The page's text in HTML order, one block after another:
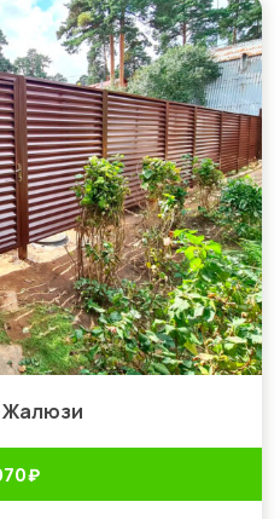
Жалюзи
₽